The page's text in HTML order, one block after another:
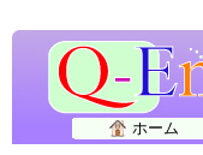
ホーム